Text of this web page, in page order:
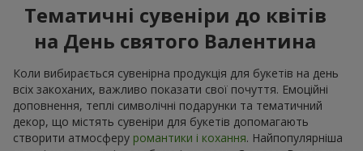
Тематичні сувеніри до квітів
на День святого Валентина
Коли вибирається сувенірна продукція для букетів на день
всіх закоханих, важливо показати свої почуття. Емоційні
доповнення, теплі символічні подарунки та тематичний
декор, що містять сувеніри для букетів допомагають
створити атмосферу романтики і кохання. Найпопулярніша